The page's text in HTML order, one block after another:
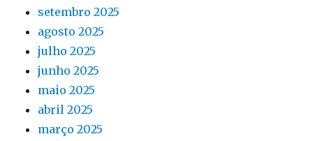
setembro 2025
agosto 2025
julho 2025
junho 2025
maio 2025
abril 2025
março 2025